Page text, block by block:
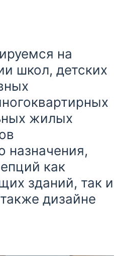
на
школ, детских
жилых
назначения,
как
зданий, так и
дизайне